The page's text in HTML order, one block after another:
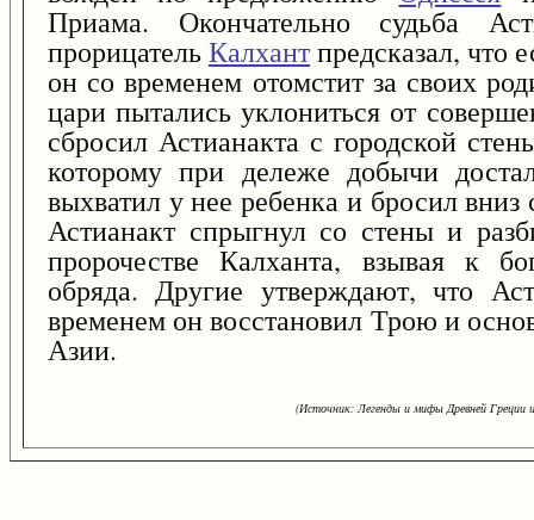
Приама. Окончательно судьба
прорицательКалхантпредсказал, что
он со временем отомстит за своих
цари пытались уклониться от
сбросил Астианакта с городской
которому при дележе добычи
выхватил у нее ребенка и бросил
Астианакт спрыгнул со стены и
пророчестве Калханта, взывая к
обряда. Другие утверждают, что
временем он восстановил Трою и
Азии.
(Источник: Легенды и мифы Древней